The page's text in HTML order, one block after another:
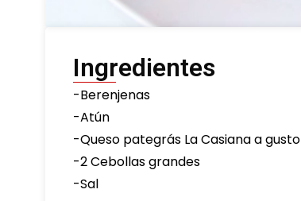
Ingredientes
-Berenjenas
-Atún
-Queso pategrás La Casiana a gusto
-2 Cebollas grandes
-Sal